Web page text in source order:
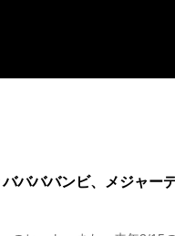
バババンビ、メジャー